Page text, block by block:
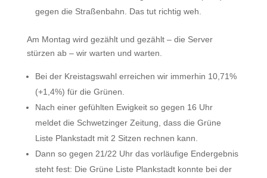
gegen die Straßenbahn. Das tut richtig weh.
Am Montag wird gezählt und gezählt – die Server
stürzen ab – wir warten und warten.
Bei der Kreistagswahl erreichen wir immerhin 10,71%
(+1,4%) für die Grünen.
Nach einer gefühlten Ewigkeit so gegen 16 Uhr
meldet die Schwetzinger Zeitung, dass die Grüne
Liste Plankstadt mit 2 Sitzen rechnen kann.
Dann so gegen 21/22 Uhr das vorläufige Endergebnis
steht fest: Die Grüne Liste Plankstadt konnte bei der